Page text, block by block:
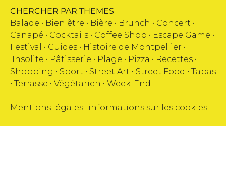
CHERCHER PAR THEMES
Balade • Bien être • Bière • Brunch • Concert •
Canapé • Cocktails • Coffee Shop • Escape Game •
Festival
• Guides • Histoire de Montpellier •
Insolite • Pâtisserie • Plage • Pizza • Recettes •
Shopping • Sport • Street Art • Street Food • Tapas
• Terrasse • Végétarien • Week-End
Mentions légales- informations sur les cookies